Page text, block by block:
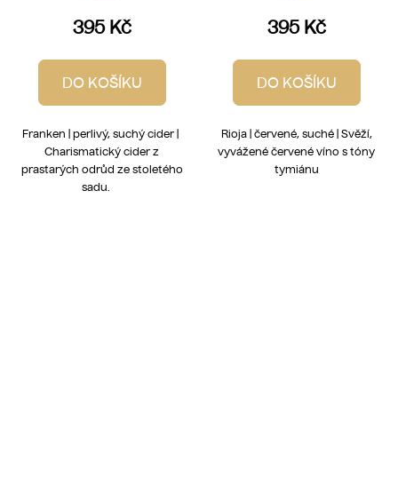
395 Kč
DO KOŠÍKU
Franken | perlivý, suchý cider |
Charismatický cider z
prastarých odrůd ze stoletého
sadu.
395 Kč
DO KOŠÍKU
Rioja | červené, suché | Svěží,
vyvážené červené víno s tóny
tymiánu